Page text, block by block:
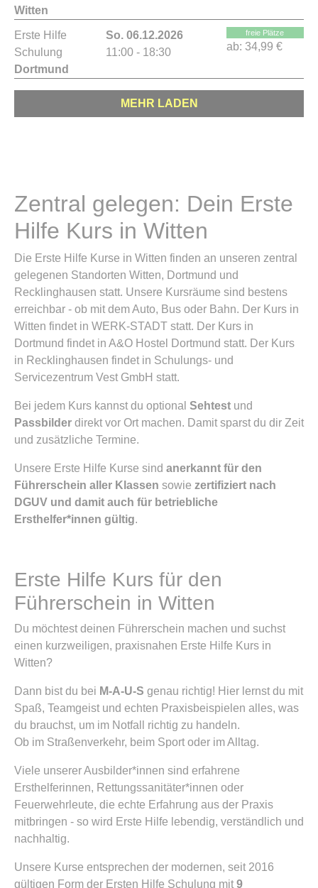
Witten
Erste Hilfe
Schulung
Dortmund
So. 06.12.2026
11:00 - 18:30
freie Plätze
ab: 34,99 €
MEHR LADEN
Zentral gelegen: Dein Erste
Hilfe Kurs in Witten
Die Erste Hilfe Kurse in Witten finden an unseren zentral
gelegenen Standorten Witten, Dortmund und
Recklinghausen statt. Unsere Kursräume sind bestens
erreichbar - ob mit dem Auto, Bus oder Bahn. Der Kurs in
Witten findet in WERK-STADT statt. Der Kurs in
Dortmund findet in A&O Hostel Dortmund statt. Der Kurs
in Recklinghausen findet in Schulungs- und
Servicezentrum Vest GmbH statt.
Bei jedem Kurs kannst du optional Sehtest und
Passbilder direkt vor Ort machen. Damit sparst du dir Zeit
und zusätzliche Termine.
Unsere Erste Hilfe Kurse sind anerkannt für den
Führerschein aller Klassen sowie zertifiziert nach
DGUV und damit auch für betriebliche
Ersthelfer*innen gültig.
Erste Hilfe Kurs für den
Führerschein in Witten
Du möchtest deinen Führerschein machen und suchst
einen kurzweiligen, praxisnahen Erste Hilfe Kurs in
Witten?
Dann bist du bei M-A-U-S genau richtig! Hier lernst du mit
Spaß, Teamgeist und echten Praxisbeispielen alles, was
du brauchst, um im Notfall richtig zu handeln.
Ob im Straßenverkehr, beim Sport oder im Alltag.
Viele unserer Ausbilder*innen sind erfahrene
Ersthelferinnen, Rettungssanitäter*innen oder
Feuerwehrleute, die echte Erfahrung aus der Praxis
mitbringen - so wird Erste Hilfe lebendig, verständlich und
nachhaltig.
Unsere Kurse entsprechen der modernen, seit 2016
gültigen Form der Ersten Hilfe Schulung mit 9